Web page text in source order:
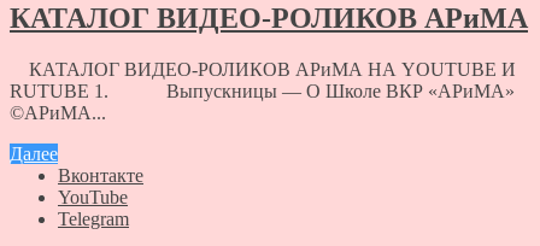
КАТАЛОГ ВИДЕО-РОЛИКОВ АРиМА
КАТАЛОГ ВИДЕО-РОЛИКОВ АРиМА НА YOUTUBE И
RUTUBE 1. Выпускницы — О Школе ВКР «АРиМА»
©АРиМА...
Далее
Вконтакте
YouTube
Telegram